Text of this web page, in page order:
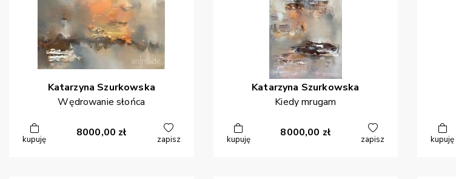
Katarzyna Szurkowska
Wędrowanie słońca
kupuję
8000,00 zł
zapisz
Katarzyna Szurkowska
Kiedy mrugam
kupuję
8000,00 zł
zapisz kupuję